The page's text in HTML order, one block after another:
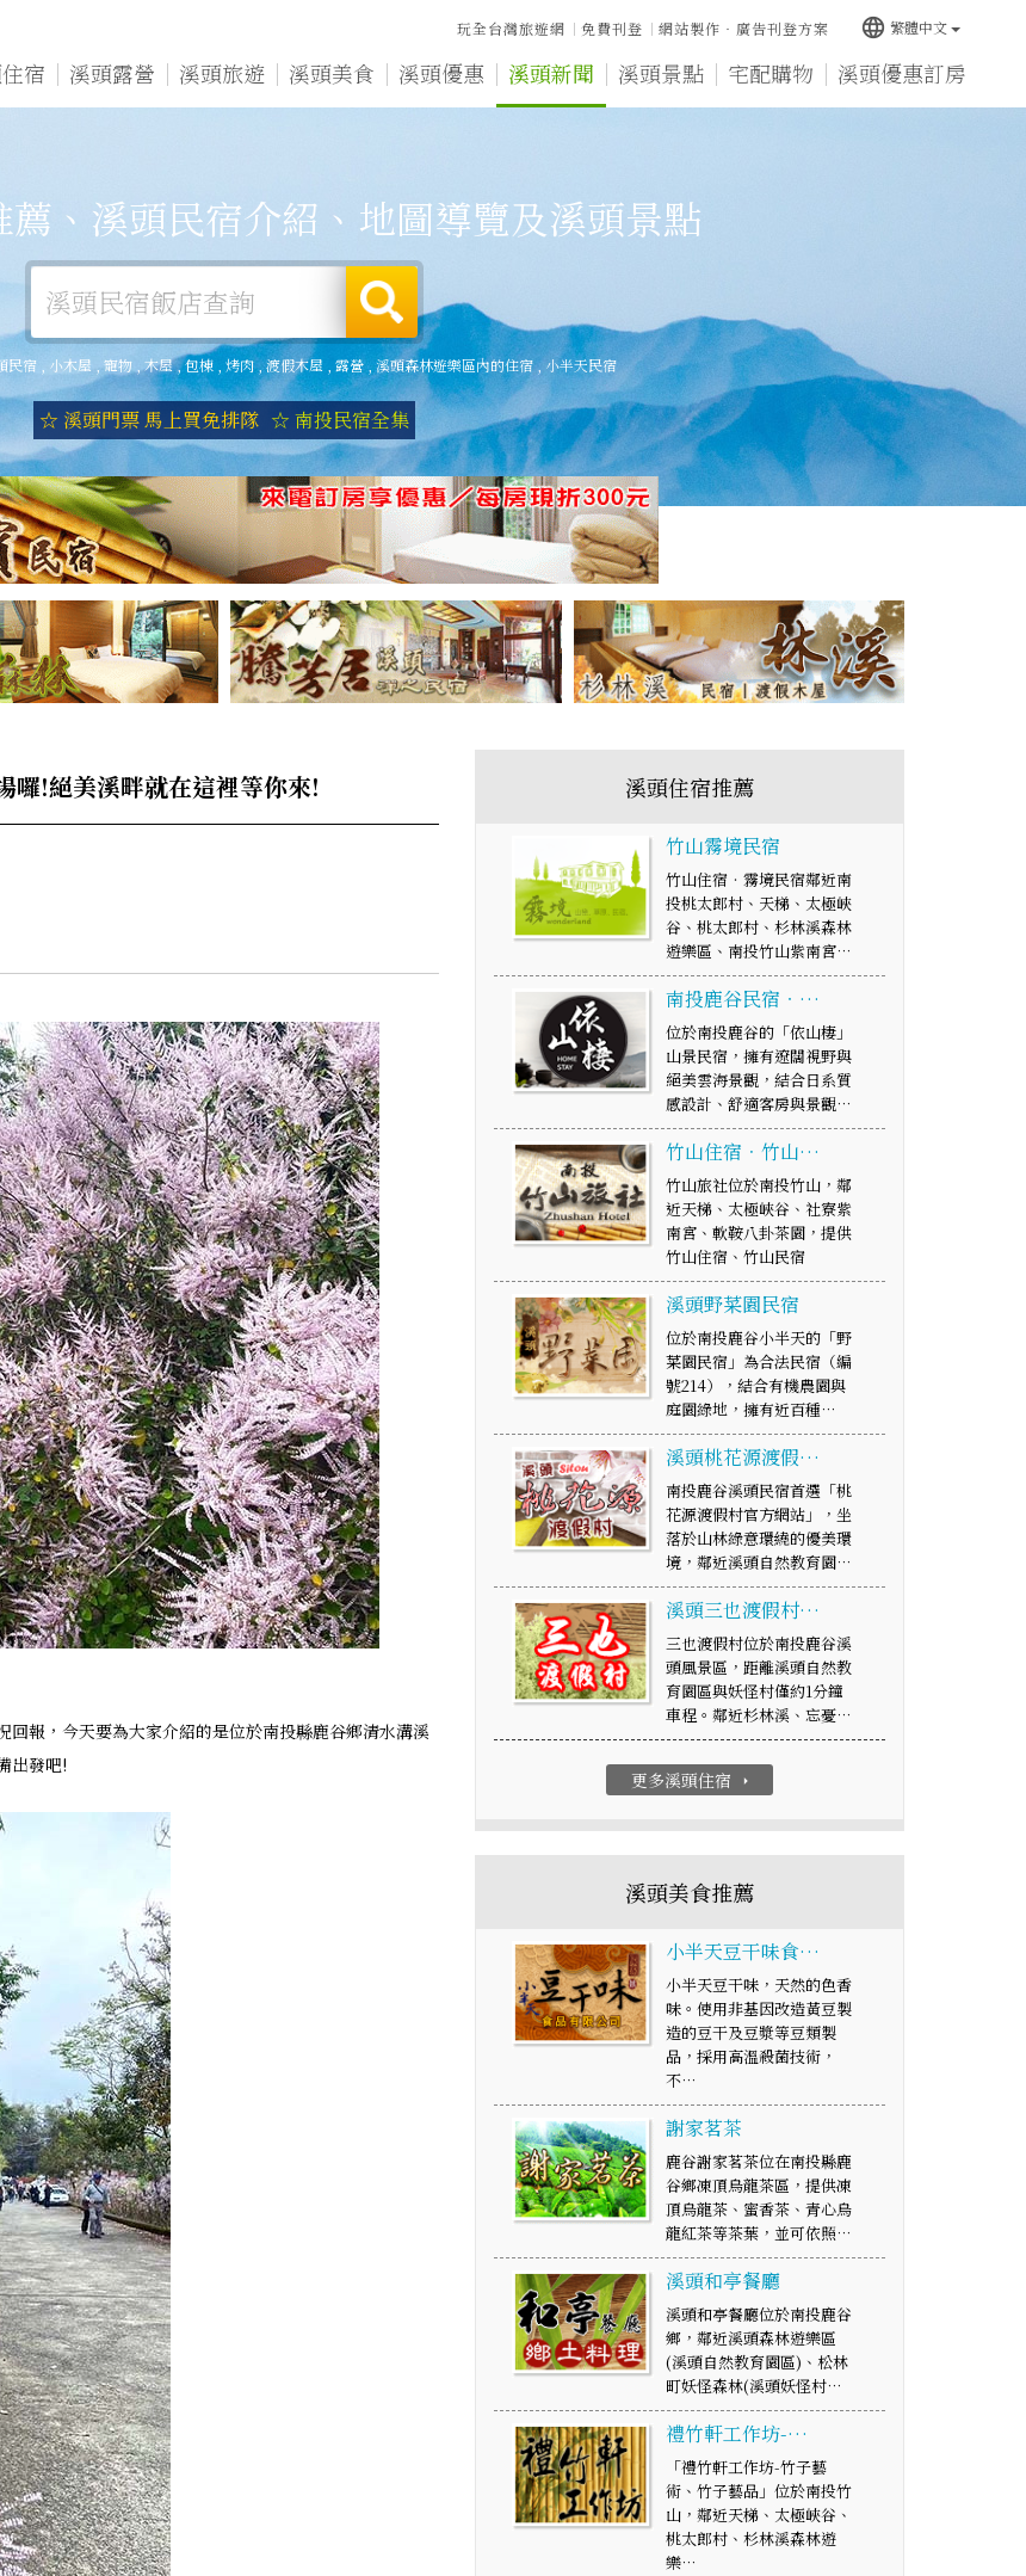
宿 溪頭露營 溪頭旅遊 溪頭美食 溪頭優惠 溪頭新聞 溪頭景點 宅配購物 溪頭優惠訂房
玩全台灣旅遊網 免費刊登 網站製作‧廣告刊登方案 language 繁體中文
、溪頭民宿介紹、地圖導覽及溪頭景點
民宿 小木屋 ,寵物 木屋,包棟 烤肉,渡假木屋 露營, 溪頭森林遊樂區內的住宿, 小半天民宿
☆ 溪頭門票 馬上買免排隊 ☆ 南投民宿全集
囉!絕美溪畔就在這裡等你來!
回報，今天要為大家介紹的是位於南投縣鹿谷鄉清水溝溪
出發吧!
溪頭住宿推薦
竹山霧境民宿
竹山住宿‧霧境民宿鄰近南
投桃太郎村、天梯、太極峽
谷、桃太郎村、杉林溪森林
遊樂區、南投竹山紫南宮…
南投鹿谷民宿‧…
位於南投鹿谷的「依山棲」
山景民宿，擁有遼闊視野與
絕美雲海景觀，結合日系質
感設計、舒適客房與景觀…
竹山住宿．竹山…
竹山旅社位於南投竹山，鄰
近天梯、太極峽谷、社寮紫
南宮、軟鞍八卦茶園，提供
竹山住宿、竹山民宿
溪頭野菜園民宿
位於南投鹿谷小半天的「野
菜園民宿」為合法民宿（編
號214），結合有機農園與
庭園綠地，擁有近百種…
溪頭桃花源渡假…
南投鹿谷溪頭民宿首選「桃
花源渡假村官方網站」，坐
落於山林綠意環繞的優美環
境，鄰近溪頭自然教育園…
溪頭三也渡假村…
三也渡假村位於南投鹿谷溪
頭風景區，距離溪頭自然教
育園區與妖怪村僅約1分鐘
車程。鄰近杉林溪、忘憂…
更多溪頭住宿 arrow_right
溪頭美食推薦
小半天豆干味食…
小半天豆干味，天然的色香
味。使用非基因改造黃豆製
造的豆干及豆漿等豆類製
品，採用高溫殺菌技術，
不…
謝家茗茶
鹿谷謝家茗茶位在南投縣鹿
谷鄉凍頂烏龍茶區，提供凍
頂烏龍茶、蜜香茶、青心烏
龍紅茶等茶葉，並可依照…
溪頭和亭餐廳
溪頭和亭餐廳位於南投鹿谷
鄉，鄰近溪頭森林遊樂區
(溪頭自然教育園區)、松林
町妖怪森林(溪頭妖怪村…
禮竹軒工作坊-…
「禮竹軒工作坊-竹子藝
術、竹子藝品」位於南投竹
山，鄰近天梯、太極峽谷、
桃太郎村、杉林溪森林遊
樂…